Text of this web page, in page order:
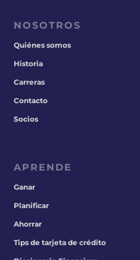
NOSOTROS
Quiénes somos
Historia
Carreras
Contacto
Socios
APRENDE
Ganar
Planificar
Ahorrar
Tips de tarjeta de crédito